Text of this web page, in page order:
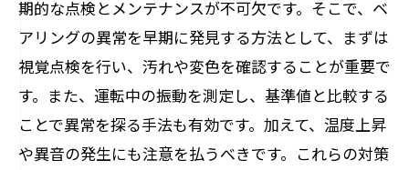
期的な点検とメンテナンスが不可欠です。そこで、ベ
アリングの異常を早期に発見する方法として、まずは
視覚点検を行い、汚れや変色を確認することが重要で
す。また、運転中の振動を測定し、基準値と比較する
ことで異常を探る手法も有効です。加えて、温度上昇
や異音の発生にも注意を払うべきです。これらの対策